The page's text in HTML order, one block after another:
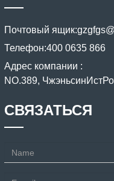
Почтовый ящик:
Телефон:400 0635 866
Адрес компании :
NO.389,
СВЯЗАТЬСЯ